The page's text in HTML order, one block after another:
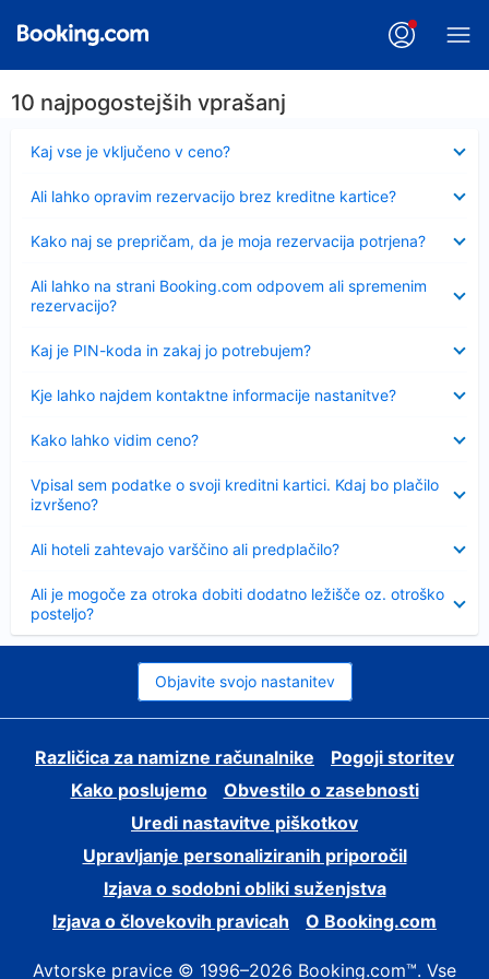
10 najpogostejših vprašanj
Kaj vse je vključeno v ceno?
Ali lahko opravim rezervacijo brez kreditne kartice?
Kako naj se prepričam, da je moja rezervacija potrjena?
Ali lahko na strani Booking.com odpovem ali spremenim
rezervacijo?
Kaj je PIN-koda in zakaj jo potrebujem?
Kje lahko najdem kontaktne informacije nastanitve?
Kako lahko vidim ceno?
Vpisal sem podatke o svoji kreditni kartici. Kdaj bo plačilo
izvršeno?
Ali hoteli zahtevajo varščino ali predplačilo?
Ali je mogoče za otroka dobiti dodatno ležišče oz. otroško
posteljo?
Objavite svojo nastanitev
Različica za namizne računalnike
Pogoji storitev
Kako poslujemo
Obvestilo o zasebnosti
Uredi nastavitve piškotkov
Upravljanje personaliziranih priporočil
Izjava o sodobni obliki suženjstva
Izjava o človekovih pravicah
O Booking.com
Avtorske pravice © 1996–2026 Booking.com™. Vse